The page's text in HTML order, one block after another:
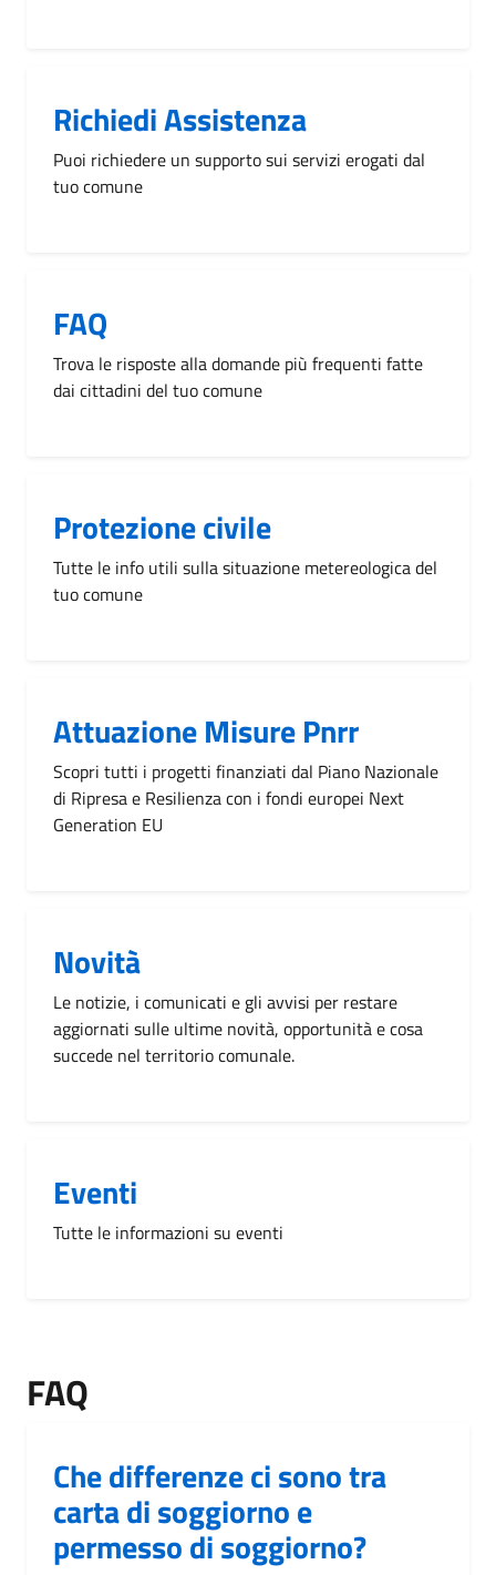
Richiedi Assistenza
Puoi richiedere un supporto sui servizi erogati dal
tuo comune
FAQ
Trova le risposte alla domande più frequenti fatte
dai cittadini del tuo comune
Protezione civile
Tutte le info utili sulla situazione metereologica del
tuo comune
Attuazione Misure Pnrr
Scopri tutti i progetti finanziati dal Piano Nazionale
di Ripresa e Resilienza con i fondi europei Next
Generation EU
Novità
Le notizie, i comunicati e gli avvisi per restare
aggiornati sulle ultime novità, opportunità e cosa
succede nel territorio comunale.
Eventi
Tutte le informazioni su eventi
FAQ
Che differenze ci sono tra
carta di soggiorno e
permesso di soggiorno?